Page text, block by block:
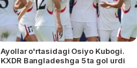
Ayollar o'rtasidagi Osiyo Kubogi.
KXDR Bangladeshga 5 ta gol urdi